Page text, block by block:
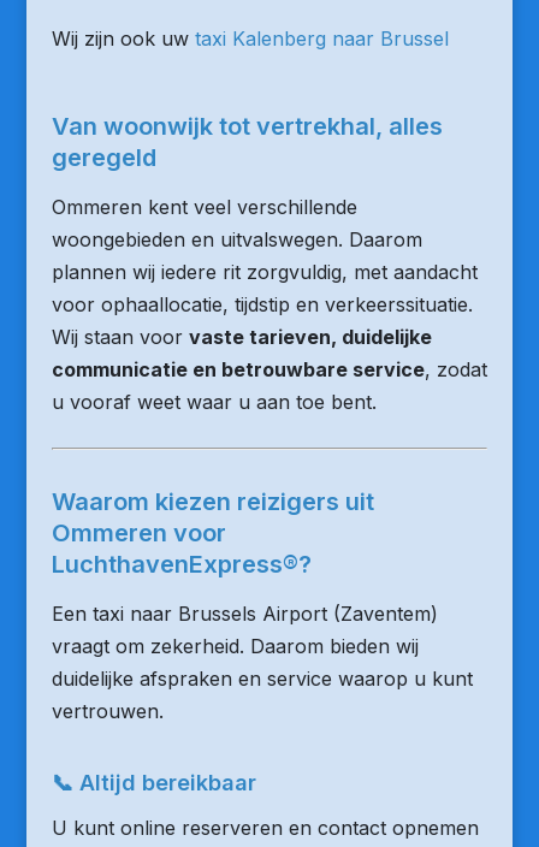
Wij zijn ook uw taxi Kalenberg naar Brussel
Van woonwijk tot vertrekhal, alles
geregeld
Ommeren kent veel verschillende
woongebieden en uitvalswegen. Daarom
plannen wij iedere rit zorgvuldig, met aandacht
voor ophaallocatie, tijdstip en verkeerssituatie.
Wij staan voor vaste tarieven, duidelijke
communicatie en betrouwbare service, zodat
u vooraf weet waar u aan toe bent.
Waarom kiezen reizigers uit
Ommeren voor
LuchthavenExpress®?
Een taxi naar Brussels Airport (Zaventem)
vraagt om zekerheid. Daarom bieden wij
duidelijke afspraken en service waarop u kunt
vertrouwen.
📞 Altijd bereikbaar
U kunt online reserveren en contact opnemen